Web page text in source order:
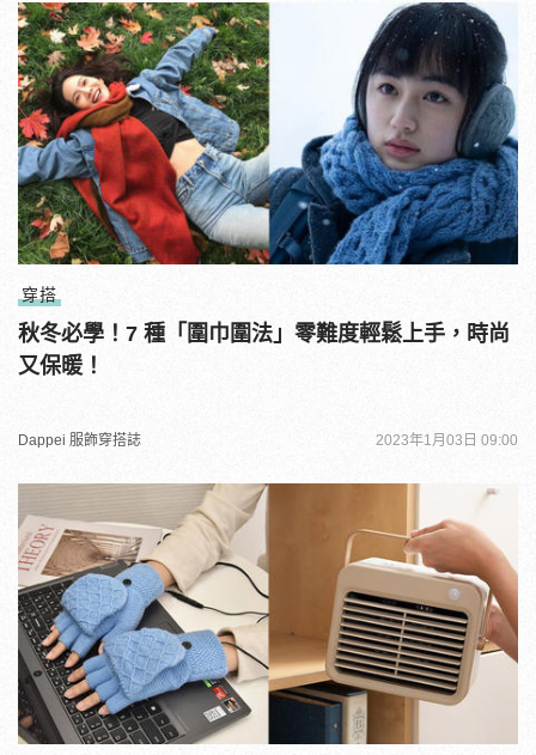
穿搭
秋冬必學！7 種「圍巾圍法」零難度輕鬆上手，時尚
又保暖！
Dappei 服飾穿搭誌 2023年1月03日 09:00